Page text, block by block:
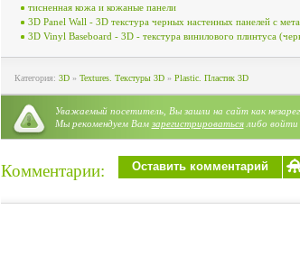
тисненная кожа и кожаные панели
3D Panel Wall - 3D текстура черных настенных панелей с
3D Vinyl Baseboard - 3D - текстура винилового плинтуса
Категория: 3D» Textures. Текстуры 3D» Plastic. Пластик 3D
Уважаемый посетитель, Вы зашли на сайт как
Мы рекомендуем Вам зарегистрироватьсялибо войти
Комментарии: Оставить комментарий